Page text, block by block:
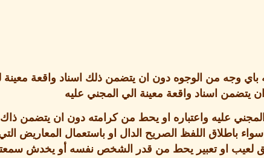
وجه من الوجوه دون ان يتضمن ذلك اسناد واقعة معينة
اسناد واقعة معينة الي المجني عليه
عليه واعتباره او يحط من كرامته دون ان يتضمن ذاك
سواء باطلاق اللفظ الصريح الدال او باستعمال المعاريض
لعيب او تعبير يحط من قدر الشخص نفسه أو يخدش